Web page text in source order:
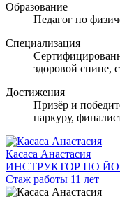
Образование
Педагог по
Специализация
здоровой спине,
Достижения
Призёр и
паркуру,
Касаса Анастасия
ИНСТРУКТОР ПО
Стаж работы 11 лет